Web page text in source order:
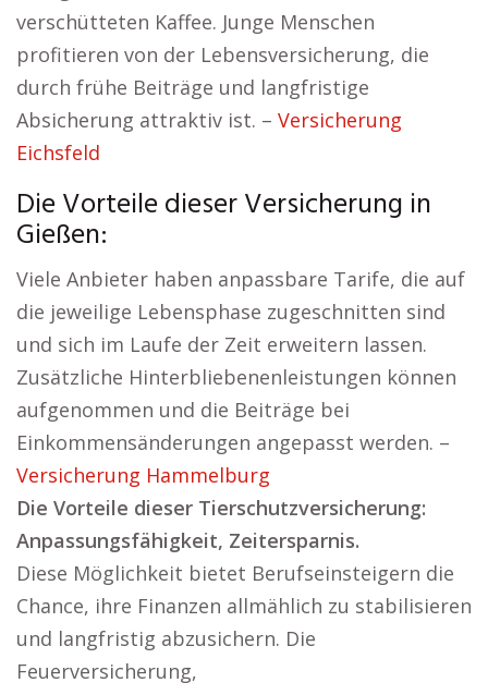
verschütteten Kaffee. Junge Menschen
profitieren von der Lebensversicherung, die
durch frühe Beiträge und langfristige
Absicherung attraktiv ist. – Versicherung
Eichsfeld
Die Vorteile dieser Versicherung in
Gießen:
Viele Anbieter haben anpassbare Tarife, die auf
die jeweilige Lebensphase zugeschnitten sind
und sich im Laufe der Zeit erweitern lassen.
Zusätzliche Hinterbliebenenleistungen können
aufgenommen und die Beiträge bei
Einkommensänderungen angepasst werden. –
Versicherung Hammelburg
Die Vorteile dieser Tierschutzversicherung:
Anpassungsfähigkeit, Zeitersparnis.
Diese Möglichkeit bietet Berufseinsteigern die
Chance, ihre Finanzen allmählich zu stabilisieren
und langfristig abzusichern. Die
Feuerversicherung,